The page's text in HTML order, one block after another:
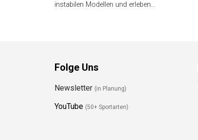
auswählen? Dann bist du hier
Folge Uns
Newsletter (in Planung)